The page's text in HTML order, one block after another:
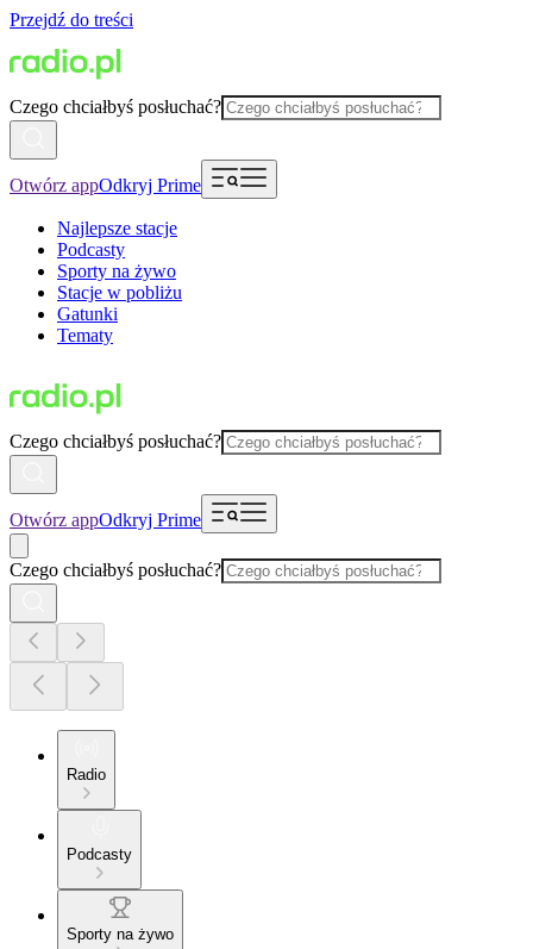
Przejdź do treści
Czego chciałbyś posłuchać?
Otwórz appOdkryj Prime
Najlepsze stacje
Podcasty
Sporty na żywo
Stacje w pobliżu
Gatunki
Tematy
Czego chciałbyś posłuchać?
Otwórz appOdkryj Prime
Czego chciałbyś posłuchać?
Radio
Podcasty
Sporty na żywo